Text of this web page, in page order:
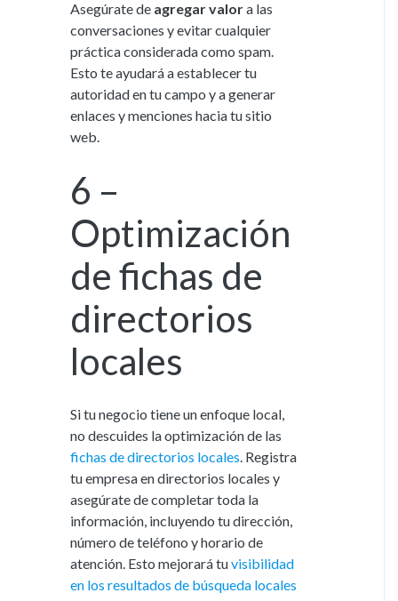
Asegúrate de agregar valora las
conversaciones y evitar cualquier
práctica considerada como spam.
Esto te ayudará a establecer tu
autoridad en tu campo y a generar
enlaces y menciones hacia tu sitio
web.
6 –
Optimización
de fichas de
directorios
locales
Si tu negocio tiene un enfoque local,
no descuides la optimización de las
fichas de directorios locales . Registra
tu empresa en directorios locales y
asegúrate de completar toda la
información, incluyendo tu dirección,
número de teléfono y horario de
atención. Esto mejorará tuvisibilidad
en los resultados de búsqueda locales